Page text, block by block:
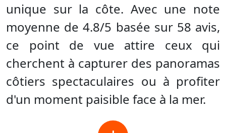
unique sur la côte. Avec une note
moyenne de 4.8/5 basée sur 58 avis,
ce point de vue attire ceux qui
cherchent à capturer des panoramas
côtiers spectaculaires ou à profiter
d'un moment paisible face à la mer.